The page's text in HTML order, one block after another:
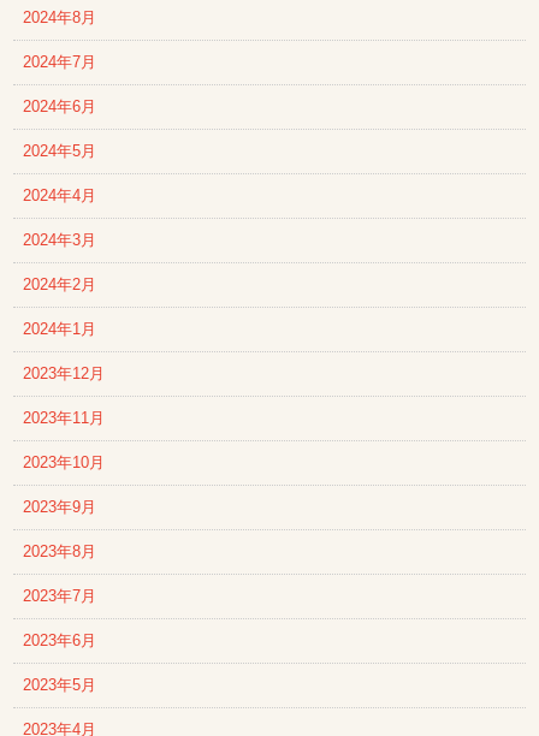
2024年8月
2024年7月
2024年6月
2024年5月
2024年4月
2024年3月
2024年2月
2024年1月
2023年12月
2023年11月
2023年10月
2023年9月
2023年8月
2023年7月
2023年6月
2023年5月
2023年4月